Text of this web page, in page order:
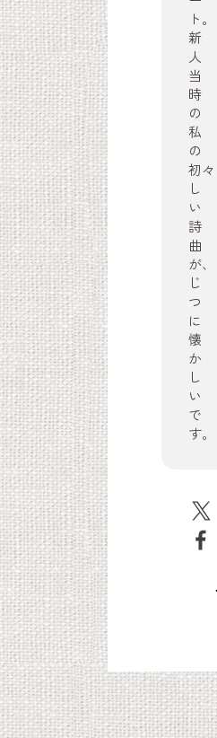
ト。
新
人
当
時
の
私
の
初々
し
い
詩
曲
が、
じ
つ
に
懐
か
し
い
で
す。